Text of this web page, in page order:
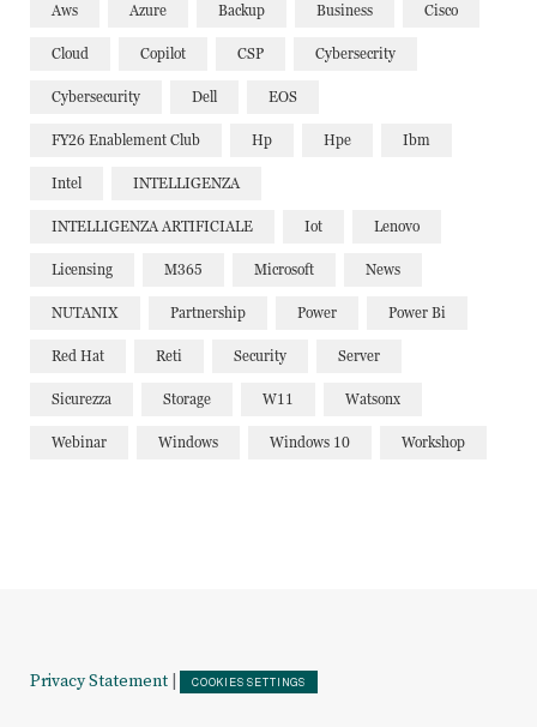
Aws Azure Backup Business Cisco
Cloud Copilot CSP Cybersecrity
Cybersecurity Dell EOS
FY26 Enablement Club Hp Hpe Ibm
Intel INTELLIGENZA
INTELLIGENZA ARTIFICIALE Iot Lenovo
Licensing M365 Microsoft News
NUTANIX Partnership Power Power Bi
Red Hat Reti Security Server
Sicurezza Storage W11 Watsonx
Webinar Windows Windows 10 Workshop
Privacy Statement COOKIES SETTINGS